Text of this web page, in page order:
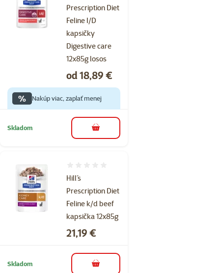
Prescription Diet
Feline I/D
kapsičky
Digestive care
12x85g losos
Cena
od 18,89 €
% Nakúp viac, zaplať menej
Skladom do košíka
Hill´s
Prescription Diet
Feline k/d beef
kapsička 12x85g
Cena
21,19 €
Skladom do košíka